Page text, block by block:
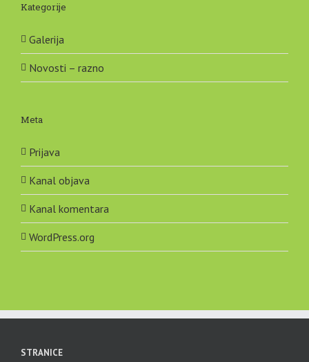
Kategorije
Galerija
Novosti – razno
Meta
Prijava
Kanal objava
Kanal komentara
WordPress.org
STRANICE